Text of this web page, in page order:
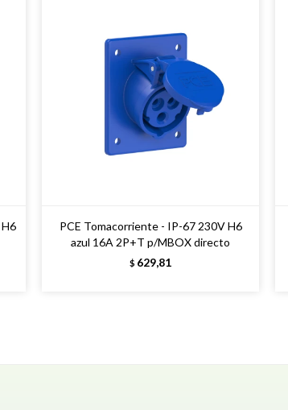
PCE Tomacorriente - IP-67 230V H6
azul 16A 2P+T p/MBOX directo
$ 629,81